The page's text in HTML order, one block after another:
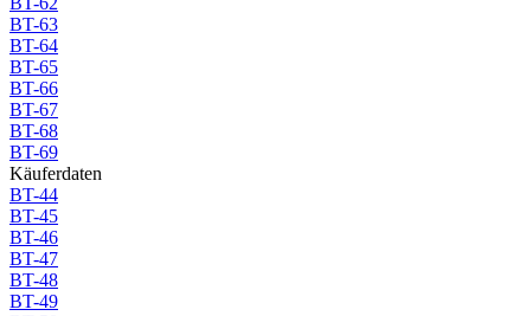
BT-63
BT-64
BT-65
BT-66
BT-67
BT-68
BT-69
Käuferdaten
BT-44
BT-45
BT-46
BT-47
BT-48
BT-49